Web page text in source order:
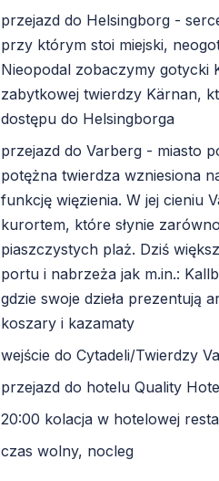
przejazd do Helsingborg -
przy którym stoi miejski,
Nieopodal zobaczymy gotycki
zabytkowej twierdzy Kärnan,
dostępu do Helsingborga
przejazd do Varberg - miasto
potężna twierdza wzniesiona
funkcję więzienia. W jej cieniu
kurortem, które słynie
piaszczystych plaż. Dziś
portu i nabrzeża jak m.in.:
gdzie swoje dzieła prezentują
koszary i kazamaty
wejście do Cytadeli/Twierdzy
przejazd do hotelu Quality
20:00 kolacja w hotelowej
czas wolny, nocleg